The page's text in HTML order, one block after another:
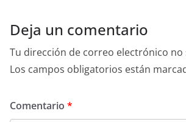
Deja un comentario
Tu dirección de correo electrónico no
Los campos obligatorios están
Comentario *